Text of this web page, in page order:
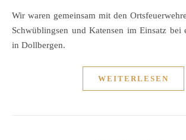
Wir waren gemeinsam mit den Ortsfeuerwehren aus Dollbergen,
Schwüblingsen und Katensen im Einsatz bei
in Dollbergen.
WEITERLESEN